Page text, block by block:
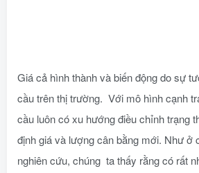
Giá cả hình thành và biến động do sự
cầu trên thị trường. Với mô hình cạnh
cầu luôn có xu hướng điều chỉnh trạng
định giá và lượng cân bằng mới. Như ở
nghiên cứu, chúng ta thấy rằng có rất